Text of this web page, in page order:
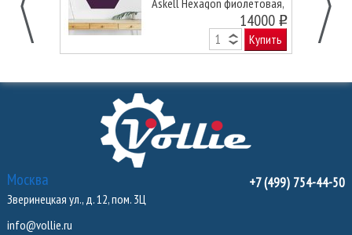
14000 o
Купить
Москва
Зверинецкая ул., д. 12, пом. 3Ц
info@vollie.ru
+7 (499) 754-44-50